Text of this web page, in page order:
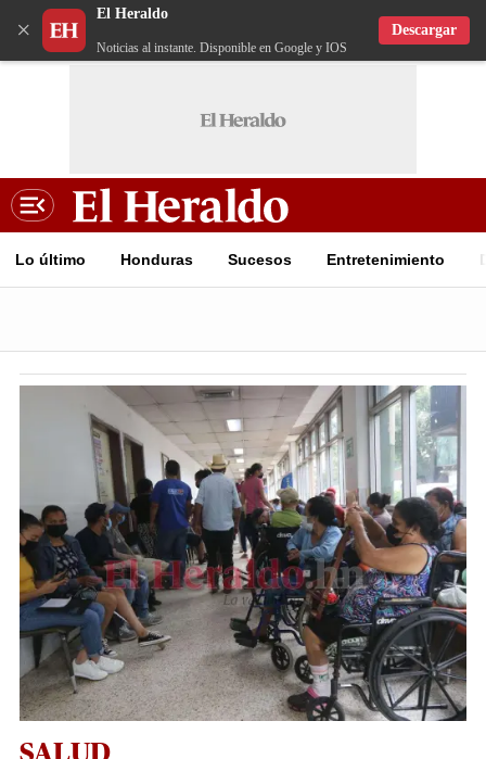
×
El Heraldo
Noticias al instante. Disponible en Google y IOS
Descargar
Lo último Honduras Sucesos Entretenimiento